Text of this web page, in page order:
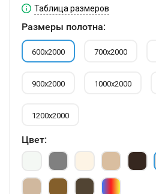
Таблица размеров
Размеры полотна:
600х2000 700х2000
900х2000 1000х2000
1200х2000
Цвет: